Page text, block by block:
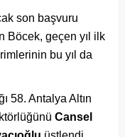
son başvuru
Böcek, geçen yıl ilk
bu yıl da
58. Antalya Altın
Cansel